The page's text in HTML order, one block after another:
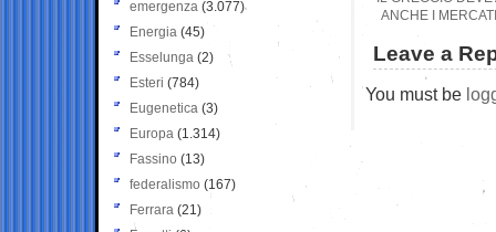
ANCHE I
Leave a
You must be
emergenza (3.077)
Energia (45)
Esselunga (2)
Esteri (784)
Eugenetica (3)
Europa (1.314)
Fassino (13)
federalismo (167)
Ferrara (21)